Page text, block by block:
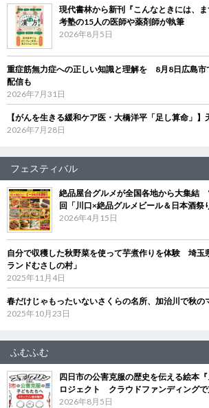
現代書林から新刊『こんなときには、
考塾の15人の医師や薬剤師が執筆
2026年8月5日
重症筋無力症への正しい知識と理解を 8月8日広島市
配信も
2026年7月31日
【がんを生きる緩和ケア医・大橋洋平「足し算命」】
2026年7月28日
フェスティバル
絶品屋台グルメが全国各地から大集結
回「川口×絶品グルメビール＆日本酒祭
2026年4月15日
自分で収穫した秋野菜を使って芋煮作りを体験 埼玉
ランドむさしの村」
2025年11月4日
春だけじゃもったいないさくらの名所、加治川で秋の
2025年10月23日
ふむふむ
四日市の公害克服の歴史を伝える絵本
ロジェクト クラウドファンディング
2026年8月5日